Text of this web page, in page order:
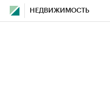
НЕДВИЖИМОСТЬ